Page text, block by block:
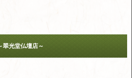
光堂仏壇店～